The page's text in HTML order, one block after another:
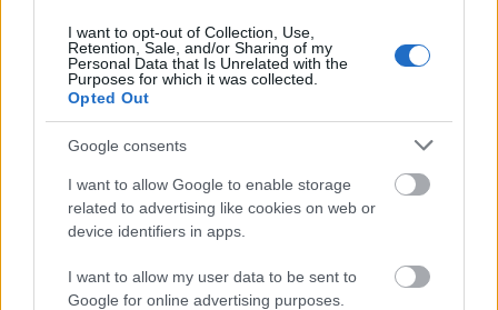
I want to opt-out of Collection, Use,
Retention, Sale, and/or Sharing of my
Personal Data that Is Unrelated with the
Purposes for which it was collected.
Opted Out
Google consents
I want to allow Google to enable storage
related to advertising like cookies on web or
device identifiers in apps.
I want to allow my user data to be sent to
Google for online advertising purposes.
Így horgolj csipkés szoknyavédőt a
biciklidre
phantom der nacht•2014. február 19.
városi kerékpározáshoz nem szükséges
sportruházatba bújni, tapasztalataim szerint egy
megfelelő hosszúságú szoknya sokkal
kényelmesebb tekerést biztosít, mint bármilyen
nadrág (és akkor az esztétikai élményről még szó